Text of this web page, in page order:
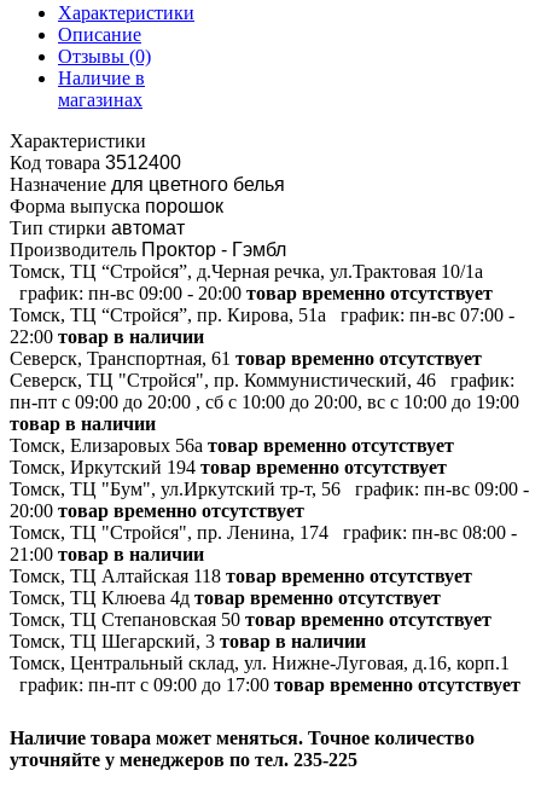
Характеристики
Описание
Отзывы (0)
Наличие в
магазинах
Характеристики
Код товара 3512400
Назначение для цветного белья
Форма выпуска порошок
Тип стирки автомат
Производитель Проктор - Гэмбл
Томск, ТЦ “Стройся”, д.Черная речка, ул.Трактовая 10/1а
график: пн-вс 09:00 - 20:00 товар временно отсутствует
Томск, ТЦ “Стройся”, пр. Кирова, 51а
график: пн-вс 07:00 -
22:00 товар в наличии
Северск, Транспортная, 61 товар временно отсутствует
Северск, ТЦ "Стройся", пр. Коммунистический, 46
график:
пн-пт с 09:00 до 20:00 , сб с 10:00 до 20:00, вс с 10:00 до 19:00
товар в наличии
Томск, Елизаровых 56а товар временно отсутствует
Томск, Иркутский 194 товар временно отсутствует
Томск, ТЦ "Бум", ул.Иркутский тр-т, 56
график: пн-вс 09:00 -
20:00 товар временно отсутствует
Томск, ТЦ "Стройся", пр. Ленина, 174
график: пн-вс 08:00 -
21:00 товар в наличии
Томск, ТЦ Алтайская 118 товар временно отсутствует
Томск, ТЦ Клюева 4д товар временно отсутствует
Томск, ТЦ Степановская 50 товар временно отсутствует
Томск, ТЦ Шегарский, 3 товар в наличии
Томск, Центральный склад, ул. Нижне-Луговая, д.16, корп.1
график: пн-пт с 09:00 до 17:00 товар временно отсутствует
Наличие товара может меняться. Точное количество
уточняйте у менеджеров по тел. 235-225